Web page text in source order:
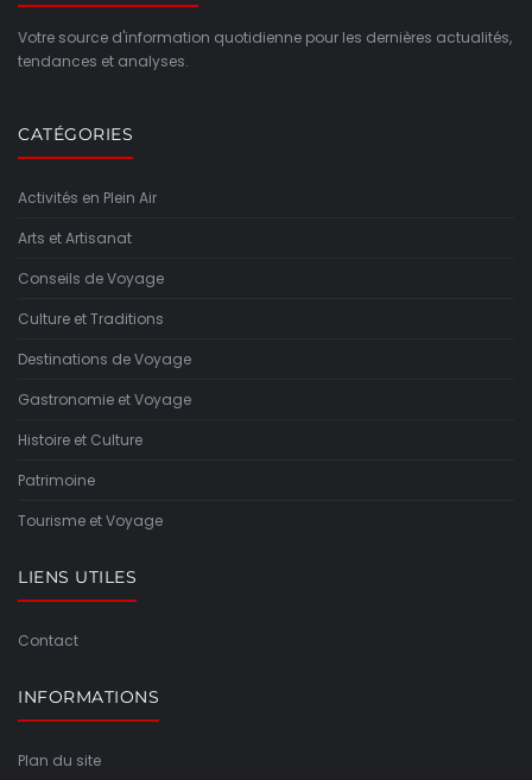
Votre source d'information quotidienne pour les dernières actualités,
tendances et analyses.
CATÉGORIES
Activités en Plein Air
Arts et Artisanat
Conseils de Voyage
Culture et Traditions
Destinations de Voyage
Gastronomie et Voyage
Histoire et Culture
Patrimoine
Tourisme et Voyage
LIENS UTILES
Contact
INFORMATIONS
Plan du site